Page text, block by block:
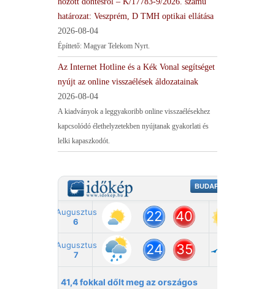
határozat: Veszprém, D TMH optikai ellátása
2026-08-04
Építtető: Magyar Telekom Nyrt.
Az Internet Hotline és a Kék Vonal segítséget
nyújt az online visszaélések áldozatainak
2026-08-04
A kiadványok a leggyakoribb online visszaélésekhez
kapcsolódó élethelyzetekben nyújtanak gyakorlati és
lelki kapaszkodót.